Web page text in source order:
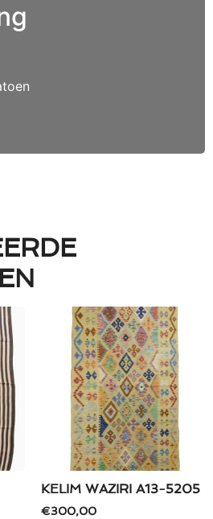
KELIM WAZIRI A13-5205
€300,00